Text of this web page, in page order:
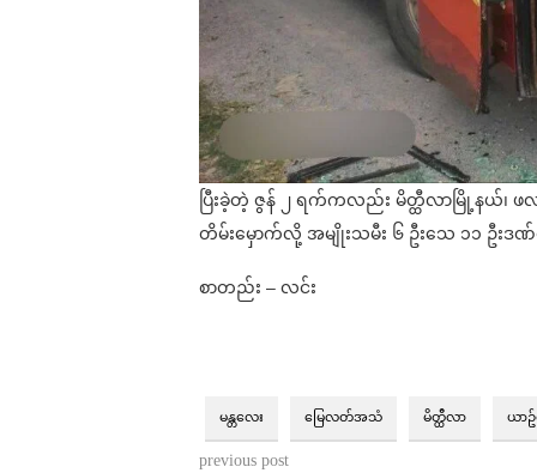
ပြီးခဲ့တဲ့ ဇွန် ၂ ရက်ကလည်း မိတ္ထီလာမြို့နယ်၊ ဖ
တိမ်းမှောက်လို့ အမျိုးသမီး ၆ ဦးသေ ၁၁ ဦး
စာတည်း – လင်း
မန္တလေး မြေလတ်အသံ မိတ္ထီလာ ယာ
previous post